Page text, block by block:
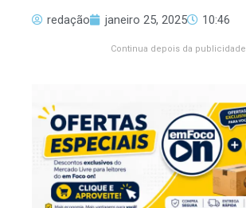
redação janeiro 25, 2025 10:46
Continua depois da publicidade